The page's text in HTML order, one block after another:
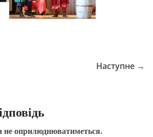
Наступне →
не оприлюднюватиметься.